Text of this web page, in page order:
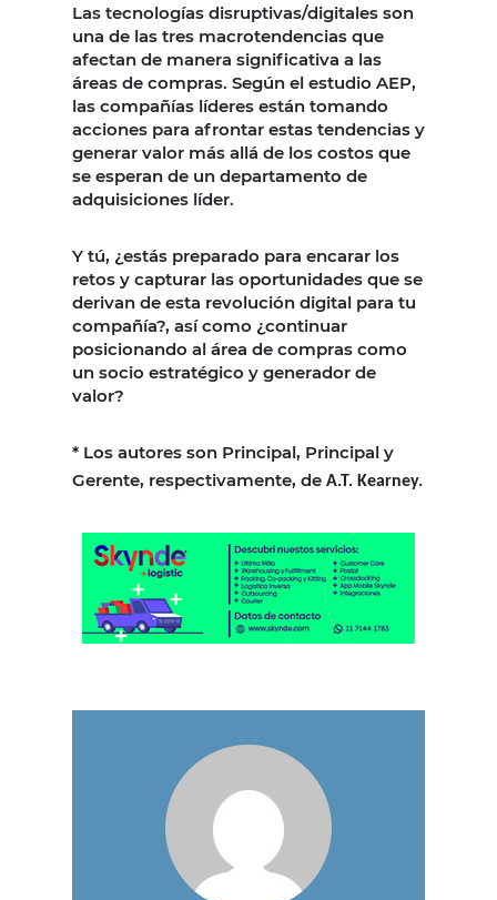
Las tecnologías disruptivas/digitales son
una de las tres macrotendencias que
afectan de manera significativa a las
áreas de compras. Según el estudio AEP,
las compañías líderes están tomando
acciones para afrontar estas tendencias y
generar valor más allá de los costos que
se esperan de un departamento de
adquisiciones líder.
Y tú, ¿estás preparado para encarar los
retos y capturar las oportunidades que se
derivan de esta revolución digital para tu
compañía?, así como ¿continuar
posicionando al área de compras como
un socio estratégico y generador de
valor?
* Los autores son Principal, Principal y
Gerente, respectivamente, de A.T. Kearney.